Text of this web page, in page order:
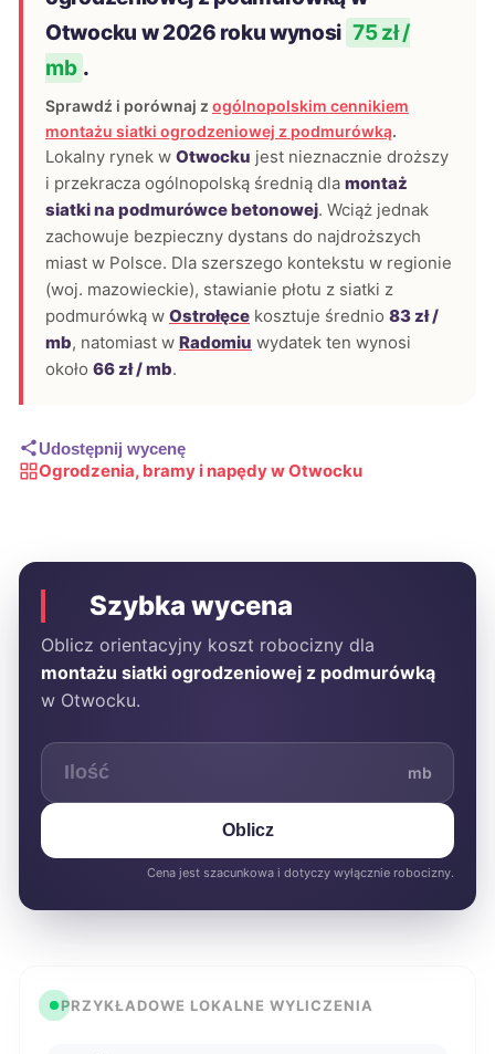
Otwocku w 2026 roku wynosi 75 zł /
mb .
Sprawdź i porównaj z ogólnopolskim cennikiem
montażu siatki ogrodzeniowej z podmurówką.
Lokalny rynek w Otwocku jest nieznacznie droższy
i przekracza ogólnopolską średnią dla montaż
siatki na podmurówce betonowej. Wciąż jednak
zachowuje bezpieczny dystans do najdroższych
miast w Polsce. Dla szerszego kontekstu w regionie
(woj. mazowieckie), stawianie płotu z siatki z
podmurówką w Ostrołęce kosztuje średnio 83 zł /
mb, natomiast w Radomiu wydatek ten wynosi
około 66 zł / mb.
Udostępnij wycenę
Ogrodzenia, bramy i napędy w Otwocku
Szybka wycena
Oblicz orientacyjny koszt robocizny dla
montażu siatki ogrodzeniowej z podmurówką
w Otwocku.
mb
Oblicz
Cena jest szacunkowa i dotyczy wyłącznie robocizny.
PRZYKŁADOWE LOKALNE WYLICZENIA